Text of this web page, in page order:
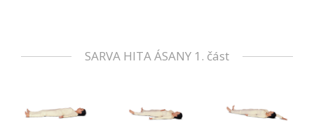
SARVA HITA ÁSANY 1. část